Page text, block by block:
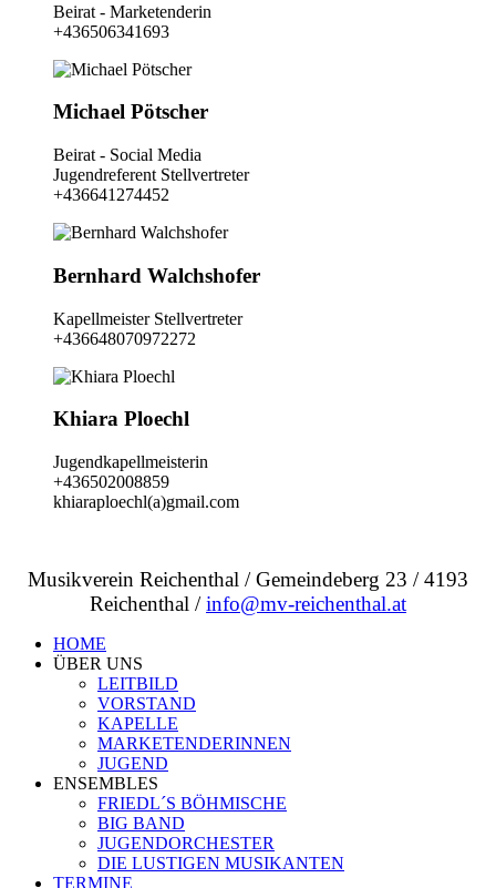
Beirat - Marketenderin
+436506341693
Michael Pötscher
Beirat - Social Media
Jugendreferent Stellvertreter
+436641274452
Bernhard Walchshofer
Kapellmeister Stellvertreter
+436648070972272
Khiara Ploechl
Jugendkapellmeisterin
+436502008859
khiaraploechl(a)gmail.com
Musikverein Reichenthal / Gemeindeberg 23 / 4193
Reichenthal /info@mv-reichenthal.at
HOME
ÜBER UNS
LEITBILD
VORSTAND
KAPELLE
MARKETENDERINNEN
JUGEND
ENSEMBLES
FRIEDL´S BÖHMISCHE
BIG BAND
JUGENDORCHESTER
DIE LUSTIGEN MUSIKANTEN
TERMINE